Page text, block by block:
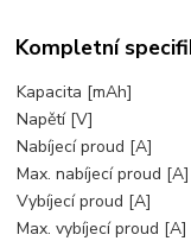
Kompletní
Kapacita [mAh]
Napětí [V]
Nabíjecí proud [A]
Max. nabíjecí proud [A]
Vybíjecí proud [A]
Max. vybíjecí proud [A]